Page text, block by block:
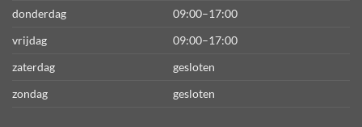
donderdag
09:00–17:00
vrijdag
09:00–17:00
zaterdag
gesloten
zondag
gesloten